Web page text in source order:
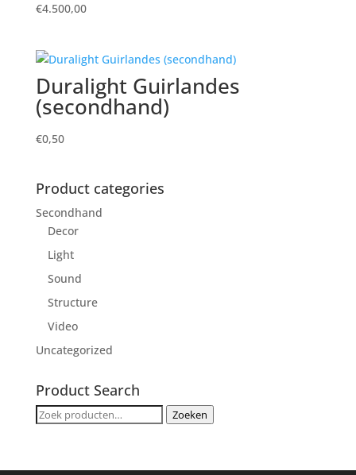
€4.500,00
Duralight Guirlandes
(secondhand)
€0,50
Product categories
Secondhand
Decor
Light
Sound
Structure
Video
Uncategorized
Product Search
Zoeken
Zoeken